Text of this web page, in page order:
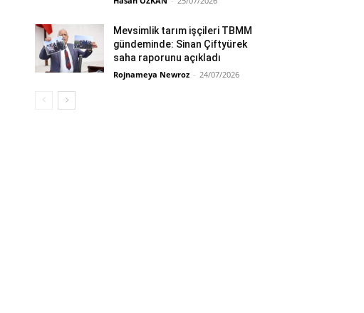
Mevsimlik tarım işçileri TBMM
gündeminde: Sinan Çiftyürek
saha raporunu açıkladı
Rojnameya Newroz - 24/07/2026